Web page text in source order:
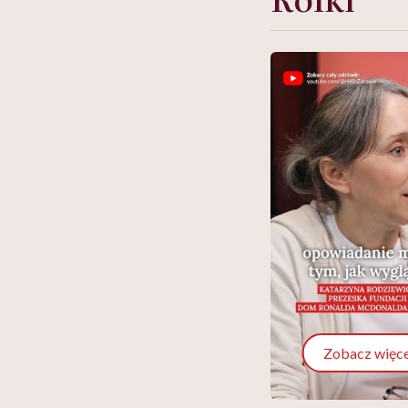
Zobacz